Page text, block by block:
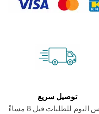
توصيل سريع
للطلبات قبل 8 مساءً